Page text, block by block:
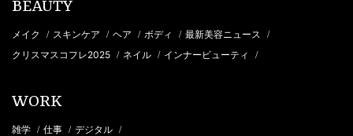
BEAUTY
メイク / スキンケア / ヘア / ボディ / 最新美容ニュース /
クリスマスコフレ2025 / ネイル / インナービューティ /
WORK
雑学 / 仕事 / デジタル /